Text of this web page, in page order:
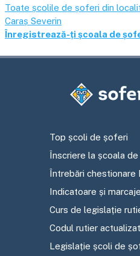
Toate școlile de șoferi din
Caraș Severin
Înregistrează-ți școala de
Top școli de șoferi
Înscriere la școala
Întrebări chestionare
Indicatoare și
Curs de legislație
Codul rutier actualizat
Legislație școli de